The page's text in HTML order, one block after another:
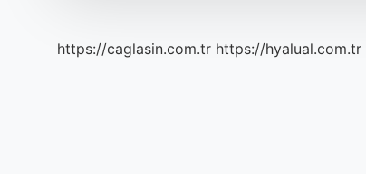
https://caglasin.com.tr https://hyalual.com.tr